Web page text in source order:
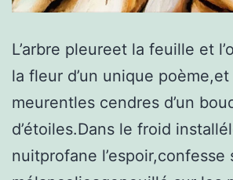
L’arbre pleureet la feuille et
la fleur d’un unique
meurentles cendres d’un
d’étoiles.Dans le froid
nuitprofane l’espoir,confesse